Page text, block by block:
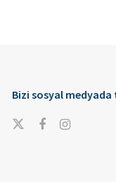
Bizi sosyal medyada